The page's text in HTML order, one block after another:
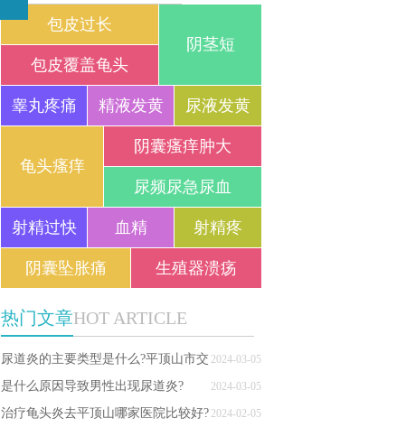
包皮过长
包皮覆盖龟头
阴茎短
睾丸疼痛 精液发黄 尿液发黄
阴囊瘙痒肿大
尿频尿急尿血
龟头瘙痒
射精过快 血精 射精疼
阴囊坠胀痛 生殖器溃疡
热门文章HOT ARTICLE
2024-03-05
尿道炎的主要类型是什么?平顶山市交
运医院
2024-03-05
是什么原因导致男性出现尿道炎?
2024-02-05
治疗龟头炎去平顶山哪家医院比较好?